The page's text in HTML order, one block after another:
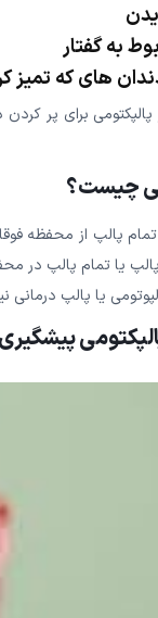
به گفتار
های که تمیز
برای پر
چیست؟
تمام پالپ از محفظه
یا تمام پالپ در
یا پالپ